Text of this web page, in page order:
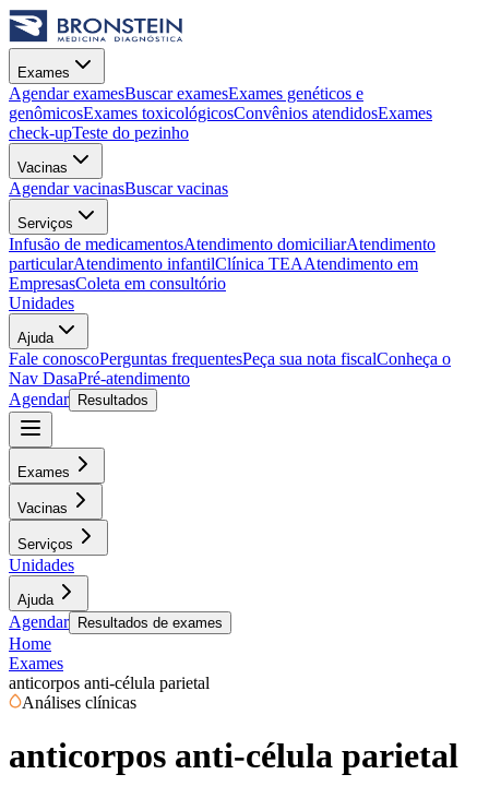
Exames
Agendar examesBuscar examesExames genéticos e
genômicosExames toxicológicosConvênios atendidosExames
check-upTeste do pezinho
Vacinas
Agendar vacinasBuscar vacinas
Serviços
Infusão de medicamentosAtendimento domiciliarAtendimento
particularAtendimento infantilClínica TEAAtendimento em
EmpresasColeta em consultório
Unidades
Ajuda
Fale conoscoPerguntas frequentesPeça sua nota fiscalConheça o
Nav DasaPré-atendimento
Agendar
Resultados
Exames
Vacinas
Serviços
Unidades
Ajuda
Agendar Resultados de exames
Home
Exames
anticorpos anti-célula parietal
Análises clínicas
anticorpos anti-célula parietal